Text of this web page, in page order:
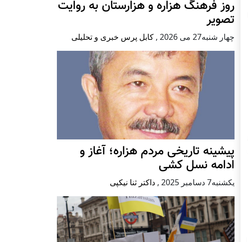
روز فرهنگ هزاره و هزارستان به روایت
تصویر
چهار شنبه27 می 2026 , کابل پرس خبری و تحلیلی
پيشينه تاريخی مردم هزاره؛ آغاز و
ادامه نسل کشی
يكشنبه7 دسامبر 2025 , داکتر ثنا نیکپی